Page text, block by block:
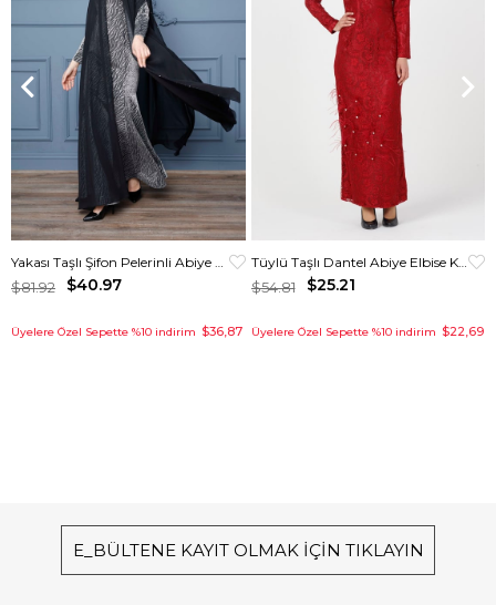
Yakası Taşlı Şifon Pelerinli Abiye Elbise Gümüş
$40.97
$81.92
Üyelere Özel Sepette %10 indirim $36,87
Tüylü Taşlı Dantel Abiye Elbise Kırmızı
$25.21
$54.81
Üyelere Özel Sepette %10 indirim $22,69
E_BÜLTENE KAYIT OLMAK İÇİN TIKLAYIN